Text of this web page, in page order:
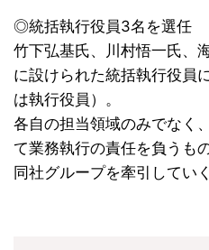
◎統括執行役員3名を選任
竹下弘基氏、川村悟一氏、
に設けられた統括執行役員
は執行役員）。
各自の担当領域のみでなく
て業務執行の責任を負うも
同社グループを牽引してい